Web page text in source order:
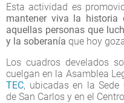
Esta actividad es
mantener viva la historia
aquellas personas que
y la soberanía que hoy
Los cuadros develados
cuelgan en la Asamblea
TEC, ubicadas en la Sede
de San Carlos y en el